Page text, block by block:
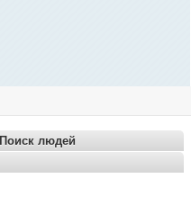
Поиск людей